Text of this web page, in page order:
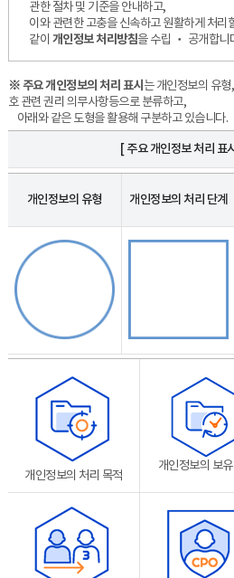
관한 절차 및 기준을 안내하고,
이와 관련한 고충을 신속하고 원활하게 처리
같이 개인정보 처리방침을 수립 ‧ 공개합니
※ 주요 개인정보의 처리 표시 는 개인정보의 유
호 관련 권리 의무사항등으로 분류하고,
아래와 같은 도형을 활용해 구분하고 있습니다.
주
인
처
리
표
벨
[ 주요 개인정보 처리 표
개인정보의 유형 개인정보의 처리 단계
개인정보의 처리 목적
개인정보의 보